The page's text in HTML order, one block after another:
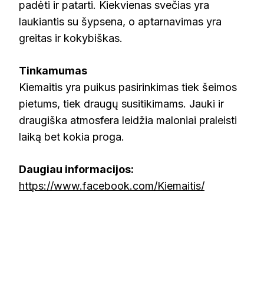
padėti ir patarti. Kiekvienas svečias yra
laukiantis su šypsena, o aptarnavimas yra
greitas ir kokybiškas.
Tinkamumas
Kiemaitis yra puikus pasirinkimas tiek šeimos
pietums, tiek draugų susitikimams. Jauki ir
draugiška atmosfera leidžia maloniai praleisti
laiką bet kokia proga.
Daugiau informacijos:
https://www.facebook.com/Kiemaitis/